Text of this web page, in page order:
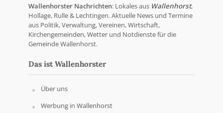
Wallenhorster Nachrichten: Lokales aus Wallenhorst,
Hollage, Rulle & Lechtingen. Aktuelle News und Termine
aus Politik, Verwaltung, Vereinen, Wirtschaft,
Kirchengemeinden, Wetter und Notdienste für die
Gemeinde Wallenhorst.
Das ist Wallenhorster
Über uns
Werbung in Wallenhorst